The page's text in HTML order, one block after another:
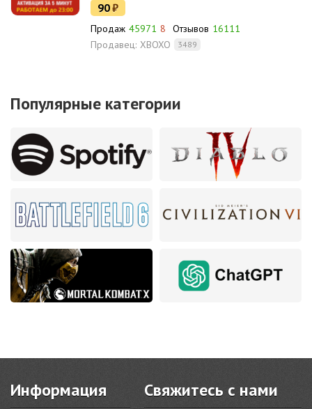
90₽
Продаж 45971 8 Отзывов 16111
Продавец: XBOXO 3489
Популярные категории
Информация Свяжитесь с нами